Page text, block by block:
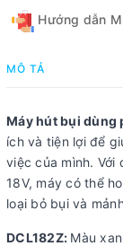
Hướng dẫn
MÔ TẢ
Máy hút bụi dùng
ích và tiện lợi để
việc của mình. Với
18V, máy có thể
loại bỏ bụi và
DCL182Z: Màu